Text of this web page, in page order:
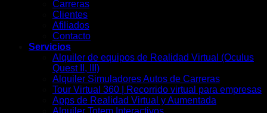
Carreras
Clientes
Afiliados
Contacto
Servicios
Alquiler de equipos de Realidad Virtual (Oculus
Quest II, III)
Alquiler Simuladores Autos de Carreras
Tour Virtual 360 | Recorrido virtual para empresas
Apps de Realidad Virtual y Aumentada
Alquiler Totem Interactivos